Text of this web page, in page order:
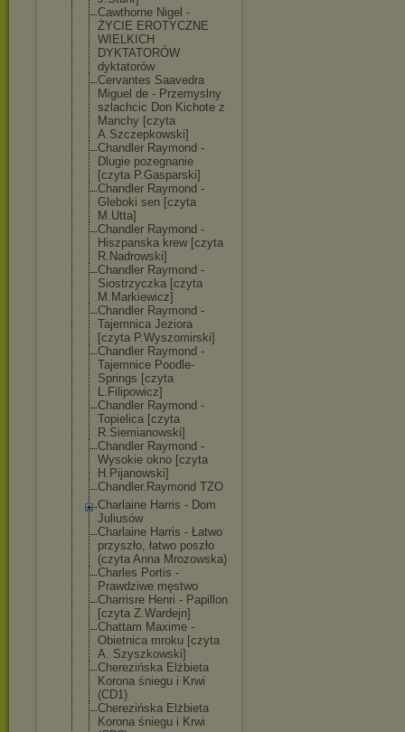
Cawthorne Nigel -
ŻYCIE EROTYCZNE
WIELKICH
DYKTATORÓW
dyktatorów
Cervantes Saavedra
Miguel de - Przemyslny
szlachcic Don Kichote z
Manchy [czyta
A.Szczepkowski]
Chandler Raymond -
Dlugie pozegnanie
[czyta P.Gasparski]
Chandler Raymond -
Gleboki sen [czyta
M.Utta]
Chandler Raymond -
Hiszpanska krew [czyta
R.Nadrowski]
Chandler Raymond -
Siostrzyczka [czyta
M.Markiewicz]
Chandler Raymond -
Tajemnica Jeziora
[czyta P.Wyszomirski]
Chandler Raymond -
Tajemnice Poodle-
Springs [czyta
L.Filipowicz]
Chandler Raymond -
Topielica [czyta
R.Siemianowski]
Chandler Raymond -
Wysokie okno [czyta
H.Pijanowski]
Chandler.Raymond TZO
Charlaine Harris - Dom
Juliusów
Charlaine Harris - Łatwo
przyszło, łatwo poszło
(czyta Anna Mrozowska)
Charles Portis -
Prawdziwe męstwo
Charrisre Henri - Papillon
[czyta Z.Wardejn]
Chattam Maxime -
Obietnica mroku [czyta
A. Szyszkowski]
Cherezińska Elżbieta
Korona śniegu i Krwi
(CD1)
Cherezińska Elżbieta
Korona śniegu i Krwi